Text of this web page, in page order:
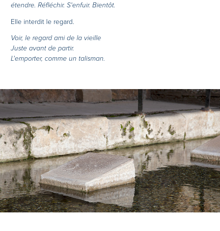
étendre. Réfléchir. S'enfuir. Bientôt.
Elle interdit le regard.
Voir, le regard ami de la vieille
Juste avant de partir.
L'emporter, comme un talisman.